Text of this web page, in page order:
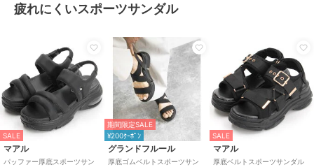
疲れにくいスポーツサンダル
SALE
マアル
パッファー厚底スポーツサン
期間限定SALE
¥200ｸｰﾎﾟﾝ
グランドフルール
厚底ゴムベルトスポーツサン
SALE
マアル
厚底ベルトスポーツサンダル